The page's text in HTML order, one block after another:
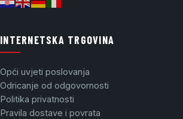
INTERNETSKA TRGOVINA
Opći uvjeti poslovanja
Odricanje od odgovornosti
Politika privatnosti
Pravila dostave i povrata